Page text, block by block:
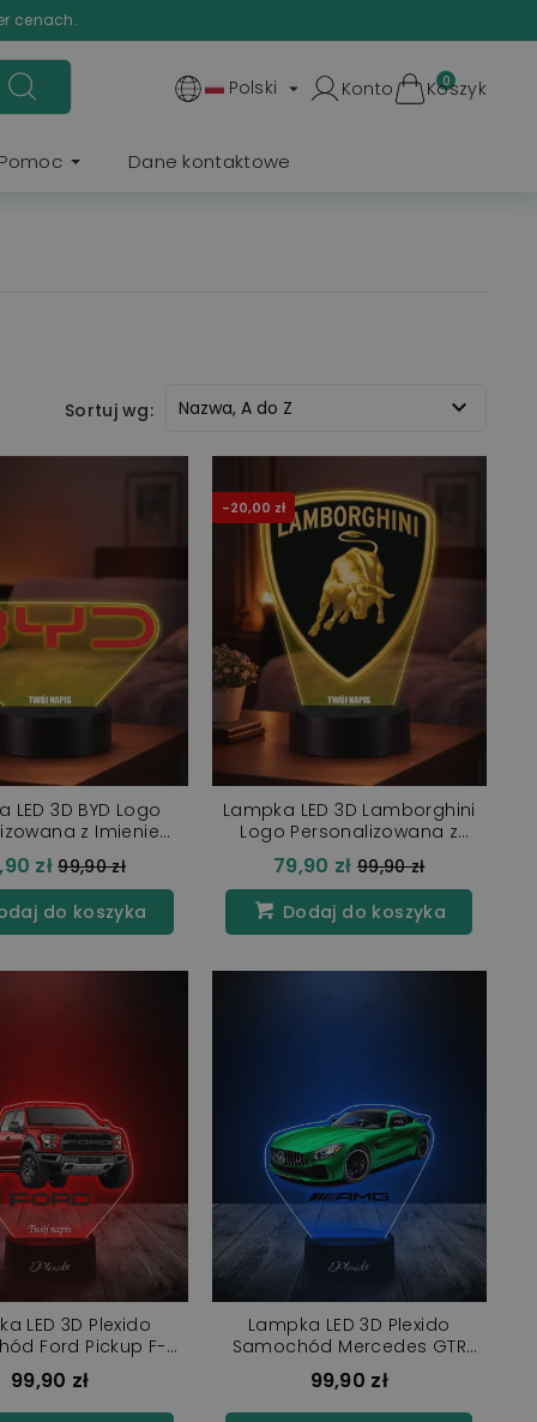
cenach.
Polski  Konto 0
Koszyk
Pomoc Dane kontaktowe
Sortuj wg: Nazwa, A do Z 
LED 3D BYD Logo
z Imieniem
Pilot Prezent dla
Kierowcy
zł Cena
regularna
99,90 zł
do koszyka
-20,00 zł
Lampka LED 3D Lamborghini
Logo Personalizowana z
Imieniem Napisem RGB Pilot
Prezent
79,90 zł Cena
regularna
99,90 zł
Dodaj do koszyka
LED 3D Plexido
Ford Pickup F-
Series
99,90 zł
Lampka LED 3D Plexido
Samochód Mercedes GTR
AMG
99,90 zł